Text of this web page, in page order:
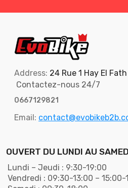
Address: 24 Rue 1 Hay El
Contactez-nous 24/7
0667129821
Email:
OUVERT DU LUNDI AU
Lundi – Jeudi : 9:30-19:00
Vendredi : 09:30-13:00 – 15:00-